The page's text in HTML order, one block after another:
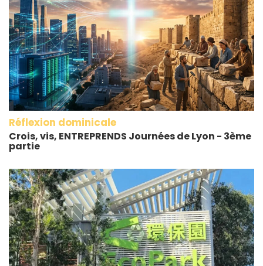
Réflexion dominicale
Crois, vis, ENTREPRENDS Journées de Lyon - 3ème
partie